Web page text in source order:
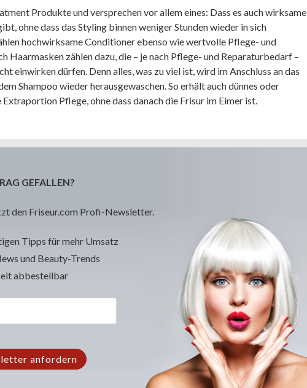
Produkte und versprechen vor allem eines: Dass es auch wirksame
ohne dass das Styling binnen weniger Stunden wieder in sich
hochwirksame Conditioner ebenso wie wertvolle Pflege- und
Haarmasken zählen dazu, die – je nach Pflege- und Reparaturbedarf –
einwirken dürfen. Denn alles, was zu viel ist, wird im Anschluss an das
Shampoo wieder herausgewaschen. So erhält auch dünnes oder
Pflege, ohne dass danach die Frisur im Eimer ist.
GEFALLEN?
den Friseur.com Profi-Newsletter.
Tipps für mehr Umsatz
und Beauty-Trends
abbestellbar